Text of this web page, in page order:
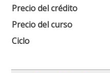
Precio del crédito
Precio del curso
Ciclo